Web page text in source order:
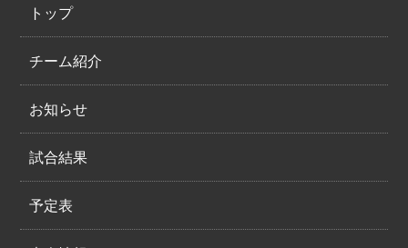
トップ
チーム紹介
お知らせ
試合結果
予定表